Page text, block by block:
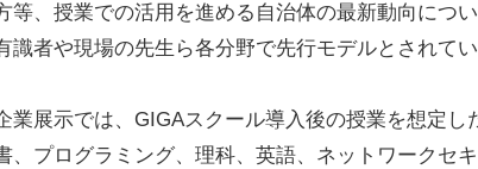
等、授業での活用を進める自治体の最新動向につ
識者や現場の先生ら各分野で先行モデルとされて
業展示では、GIGAスクール導入後の授業を想定し
、プログラミング、理科、英語、ネットワークセ